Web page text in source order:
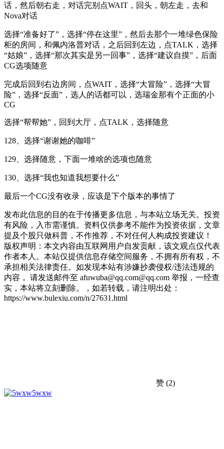
话，然后朝右走，对话完别点WAIT，回头，朝左走，去和
Nova对话
选择“准备好了”，选择“停在这里”，然后去那个一堆绿色保险
柜的房间，和佩内洛普对话，之后回到左边，点TALK，选择
“姑娘”，选择“那次其实是另一回事”，选择“建议自摸”，后面
CG选项随意
完成后回到右边房间，点WAIT，选择“大冒险”，选择“大冒
险”，选择“反面”，选人的话都可以，选瑞金那有个正面的小
CG
选择“帮帮她”，回到大厅，点TALK，选择随意
128、选择“谢谢她的咖啡”
129、选择随意，下面一堆啥的选项也随意
130、选择“我也知道我想要什么”
最后一个CG没有收录，应该是下个版本的事情了
发布此信息的目的在于传播更多信息，与本站立场无关。投资
有风险，入市需谨慎。资料仅供参考不能作为投资依据，文章
提及个股只做科普，不作推荐，不对任何人构成投资建议！
版权声明：本文内容由互联网用户自发贡献，该文观点仅代表
作者本人。本站仅提供信息存储空间服务，不拥有所有权，不
承担相关法律责任。如发现本站有涉嫌抄袭侵权/违法违规的
内容， 请发送邮件至 afuwuba@qq.com@qq.com 举报，一经查
实，本站将立刻删除。，如若转载，请注明出处：
https://www.bulexiu.com/n/27631.html
赞 (2)
5wxw